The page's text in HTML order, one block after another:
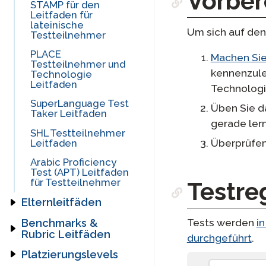
SHL
Berichterstattungsleitfaden
Arabischer
Sprachkenntnistest (APT)
Berichterstattungsleitfaden
Schreibabschnitt
SuperLanguage
Handbuch für den
Schreibabschnitt
APT
Handschriftlicher
Punktzahlen
STAMP für CEFR
Skalierte Punkte
STAMP für den
Leitfaden für
lateinische
Testteilnehmer
PLACE
Testteilnehmer und
Technologie
Leitfaden
SuperLanguage Test
Taker Leitfaden
SHL Testteilnehmer
Leitfaden
Arabic Proficiency
Test (APT) Leitfaden
für Testteilnehmer
Elternleitfäden
STAMP 4S
Elternleitfaden
STAMP WS
Elternleitfaden
Benchmarks &
Rubric Leitfäden
STAMP,
STAMP für ASL,
Platzierungslevels
Um sich auf
Machen
Üben Sie
gerade
Tests werden
durchgeführt.
[ snippet block: